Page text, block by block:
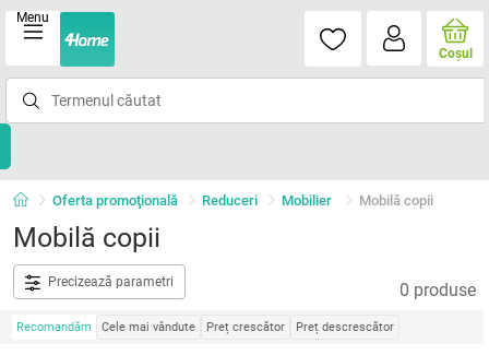
Menu
Coşul
Oferta promoţională Reduceri Mobilier Mobilă copii
Mobilă copii
Precizează parametri 0 produse
Recomandăm Cele mai vândute Preț crescător Preț descrescător